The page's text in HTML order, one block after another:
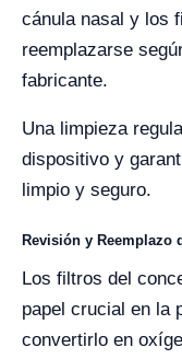
cánula nasal y los
reemplazarse
fabricante.
Una limpieza
dispositivo y
limpio y seguro.
Revisión y Reemplazo
Los filtros del
papel crucial en la
convertirlo en